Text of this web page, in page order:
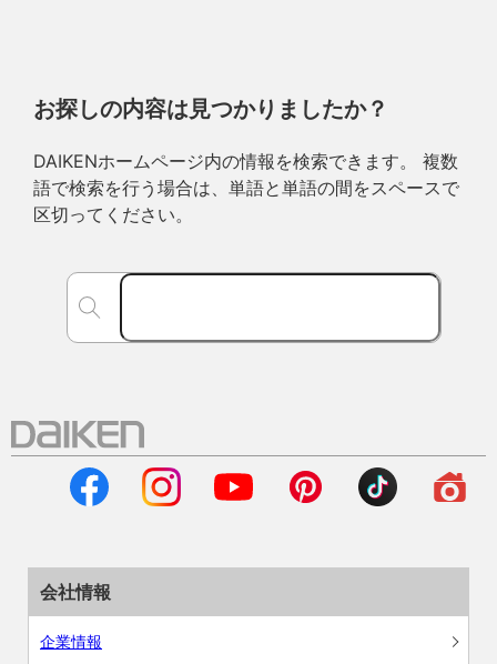
お探しの内容は見つかりましたか？
DAIKENホームページ内の情報を検索できます。 複数
語で検索を行う場合は、単語と単語の間をスペースで
区切ってください。
会社情報
企業情報